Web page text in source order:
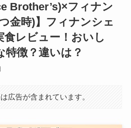
Brother’s)×フィナン
金時)】フィナンシェ
食レビュー！おいし
特徴？違いは？
広告が含まれています。